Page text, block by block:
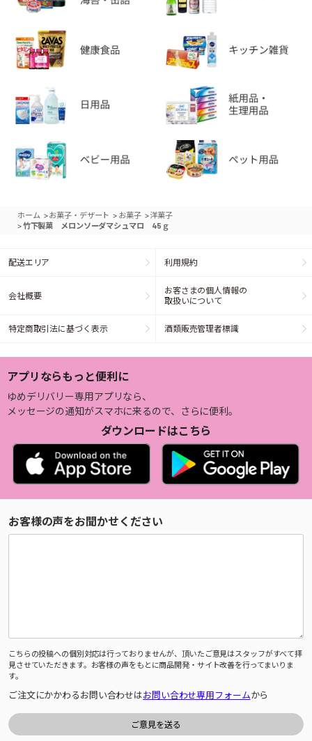
ホーム >お菓子・デザート > お菓子 >洋菓子
>竹下製菓 メロンソーダマシュマロ 45ｇ
配送エリア 利用規約
会社概要
お客さまの個人情報の
取扱いについて
特定商取引法に基づく表示 酒類販売管理者標識
アプリならもっと便利に
ゆめデリバリー専用アプリなら、
メッセージの通知がスマホに来るので、さらに便利。
ダウンロードはこちら
お客様の声をお聞かせください
こちらの投稿への個別対応は行っておりませんが、頂いたご意見はスタッフがすべて拝
見させていただきます。お客様の声をもとに商品開発・サイト改善を行ってまいりま
す。
ご注文にかかわるお問い合わせはお問い合わせ専用フォームから